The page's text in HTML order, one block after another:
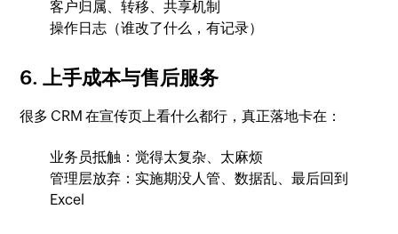
客户归属、转移、共享机制
操作日志（谁改了什么，有记录）
6. 上手成本与售后服务
很多 CRM 在宣传页上看什么都行，真正落地卡在：
业务员抵触：觉得太复杂、太麻烦
管理层放弃：实施期没人管、数据乱、最后回到
Excel